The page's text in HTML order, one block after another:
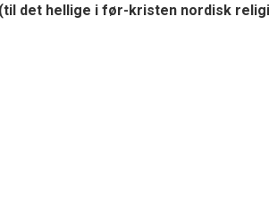
det hellige i før-kristen nordisk